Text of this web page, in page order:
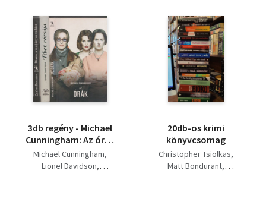
3db regény - Michael
Cunningham: Az órák
+ Lionel Davidson:
Tibet rózsája + Carlos
Michael Cunningham
Lionel Davidson
20db-os krimi
könyvcsomag
Christopher Tsiolkas
Matt Bondurant